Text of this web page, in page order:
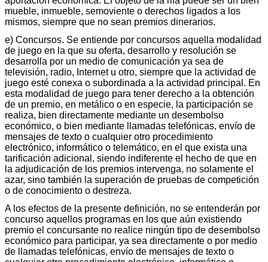
mueble, inmueble, semoviente o derechos ligados a los
mismos, siempre que no sean premios dinerarios.
e) Concursos. Se entiende por concursos aquella modalidad
de juego en la que su oferta, desarrollo y resolución se
desarrolla por un medio de comunicación ya sea de
televisión, radio, Internet u otro, siempre que la actividad de
juego esté conexa o subordinada a la actividad principal. En
esta modalidad de juego para tener derecho a la obtención
de un premio, en metálico o en especie, la participación se
realiza, bien directamente mediante un desembolso
económico, o bien mediante llamadas telefónicas, envío de
mensajes de texto o cualquier otro procedimiento
electrónico, informático o telemático, en el que exista una
tarificación adicional, siendo indiferente el hecho de que en
la adjudicación de los premios intervenga, no solamente el
azar, sino también la superación de pruebas de competición
o de conocimiento o destreza.
A los efectos de la presente definición, no se entenderán por
concurso aquellos programas en los que aún existiendo
premio el concursante no realice ningún tipo de desembolso
económico para participar, ya sea directamente o por medio
de llamadas telefónicas, envío de mensajes de texto o